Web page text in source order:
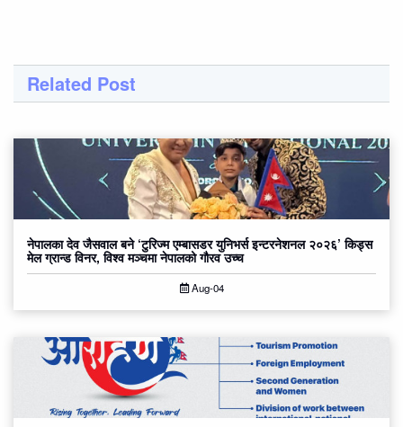
Related Post
नेपालका देव जैसवाल बने ‘टुरिज्म एम्बासडर युनिभर्स इन्टरनेशनल २०२६’ किड्स
मेल ग्रान्ड विनर, विश्व मञ्चमा नेपालको गौरव उच्च
Aug-04